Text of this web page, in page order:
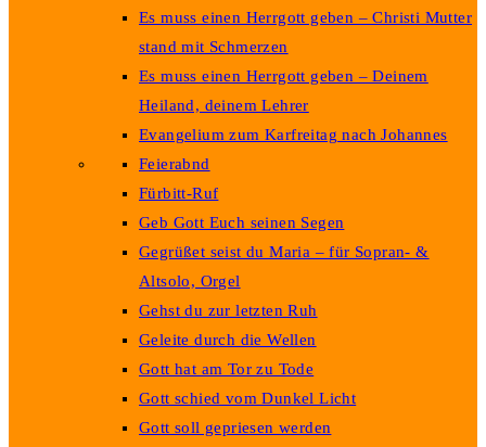
Es muss einen Herrgott geben – Christi Mutter
stand mit Schmerzen
Es muss einen Herrgott geben – Deinem
Heiland, deinem Lehrer
Evangelium zum Karfreitag nach Johannes
Feierabnd
Fürbitt-Ruf
Geb Gott Euch seinen Segen
Gegrüßet seist du Maria – für Sopran- &
Altsolo, Orgel
Gehst du zur letzten Ruh
Geleite durch die Wellen
Gott hat am Tor zu Tode
Gott schied vom Dunkel Licht
Gott soll gepriesen werden